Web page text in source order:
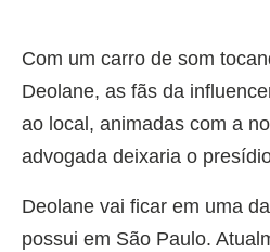
Com um carro de som
Deolane, as fãs da
ao local, animadas com a
advogada deixaria o
Deolane vai ficar em uma
possui em São Paulo.